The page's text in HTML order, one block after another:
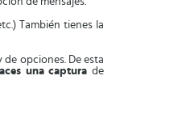
También tienes la
opciones. De esta
una capturade